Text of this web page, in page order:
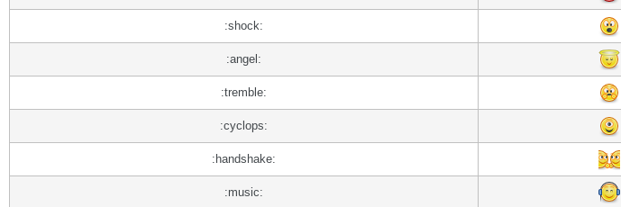
:shock:
:angel:
:tremble:
:cyclops:
:handshake:
:music: